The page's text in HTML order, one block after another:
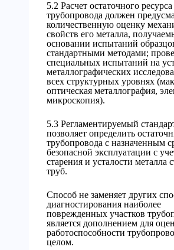
5.2 Расчет остаточного ресурса
трубопровода должен
количественную оценку
свойств его металла,
основании испытаний
стандартными методами;
специальных испытаний на
металлографических
всех структурных уровнях
оптическая металлография,
микроскопия).
5.3 Регламентируемый
позволяет определить
трубопровода с назначенным
безопасной эксплуатации с
старения и усталости металла
труб.
Способ не заменяет других
диагностирования наиболее
поврежденных участков
является дополнением для
работоспособности
целом.